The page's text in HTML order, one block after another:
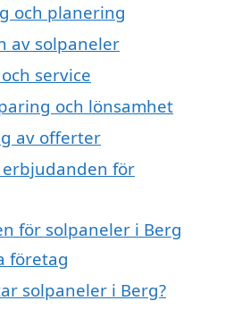
och planering
av solpaneler
service
och lönsamhet
av offerter
för
för solpaneler i Berg
företag
solpaneler i Berg?